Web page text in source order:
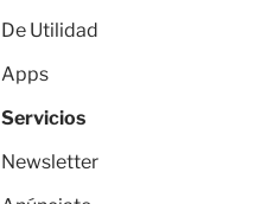
De Utilidad
Apps
Servicios
Newsletter